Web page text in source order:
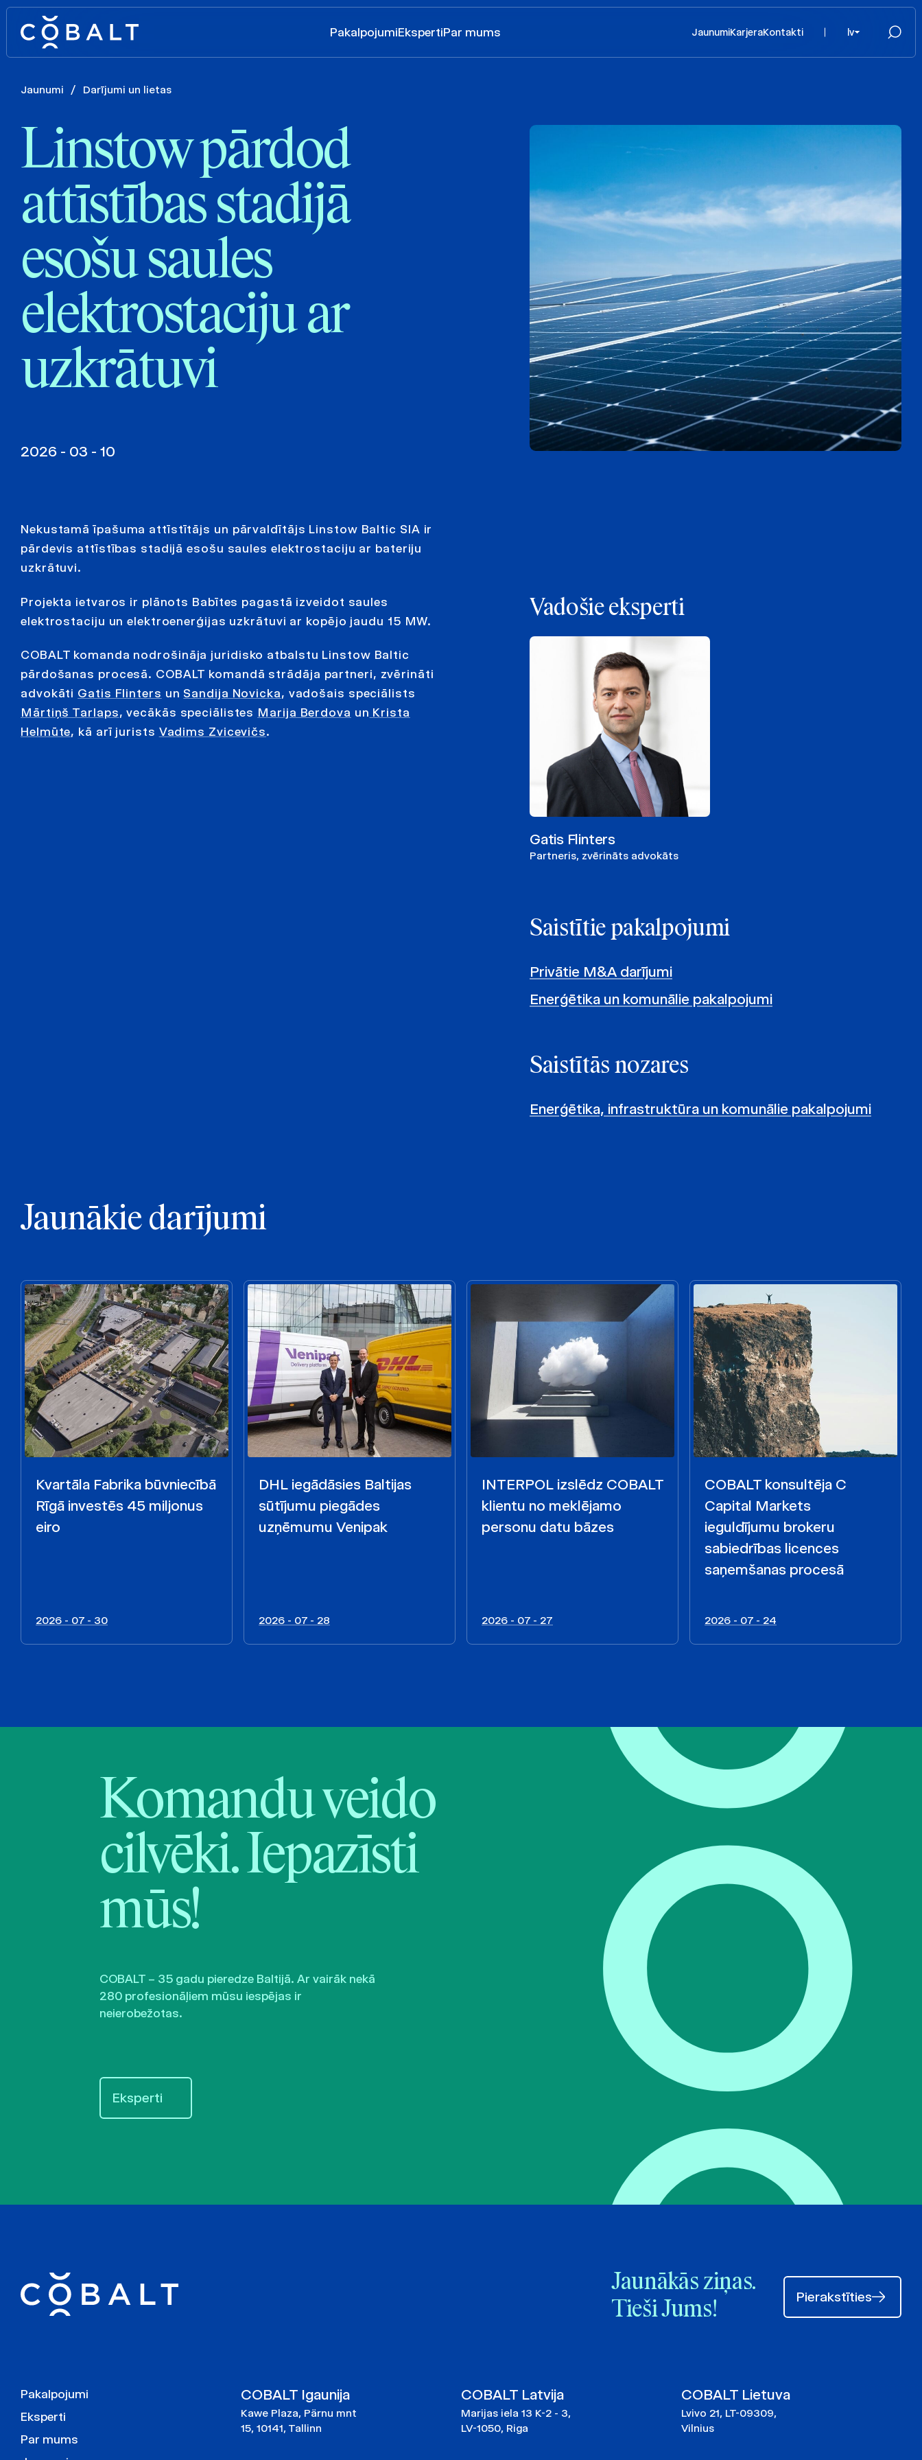
PakalpojumiEkspertiPar mums JaunumiKarjeraKontakti lv
Jaunumi / Darījumi un lietas
Linstow pārdod
attīstības stadijā
esošu saules
elektrostaciju ar
uzkrātuvi
2026 - 03 - 10
Nekustamā īpašuma attīstītājs un pārvaldītājs Linstow Baltic SIA ir
pārdevis attīstības stadijā esošu saules elektrostaciju ar bateriju
uzkrātuvi.
Projekta ietvaros ir plānots Babītes pagastā izveidot saules
elektrostaciju un elektroenerģijas uzkrātuvi ar kopējo jaudu 15 MW.
COBALT komanda nodrošināja juridisko atbalstu Linstow Baltic
pārdošanas procesā. COBALT komandā strādāja partneri, zvērināti
advokāti Gatis Flinters un Sandija Novicka, vadošais speciālists
Mārtiņš Tarlaps, vecākās speciālistes Marija Berdova un Krista
Helmūte, kā arī jurists Vadims Zvicevičs.
Vadošie eksperti
Gatis Flinters
Partneris, zvērināts advokāts
Saistītie pakalpojumi
Privātie M&A darījumi
Enerģētika un komunālie pakalpojumi
Saistītās nozares
Enerģētika, infrastruktūra un komunālie pakalpojumi
Jaunākie darījumi
Kvartāla Fabrika būvniecībā
Rīgā investēs 45 miljonus
eiro
2026 - 07 - 30
DHL iegādāsies Baltijas
sūtījumu piegādes
uzņēmumu Venipak
2026 - 07 - 28
INTERPOL izslēdz COBALT
klientu no meklējamo
personu datu bāzes
2026 - 07 - 27
COBALT konsultēja C
Capital Markets
ieguldījumu brokeru
sabiedrības licences
saņemšanas procesā
2026 - 07 - 24
Komandu veido
cilvēki. Iepazīsti
mūs!
COBALT – 35 gadu pieredze Baltijā. Ar vairāk nekā
280 profesionāļiem mūsu iespējas ir
neierobežotas.
Eksperti
Jaunākās ziņas.
Tieši Jums!
Pierakstīties
Pakalpojumi
Eksperti
Par mums
COBALT Igaunija
Kawe Plaza, Pärnu mnt
15, 10141, Tallinn
COBALT Latvija
Marijas iela 13 K-2 - 3,
LV-1050, Riga
COBALT Lietuva
Lvivo 21, LT-09309,
Vilnius